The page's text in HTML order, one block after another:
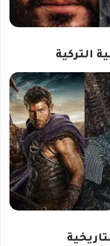
التركية